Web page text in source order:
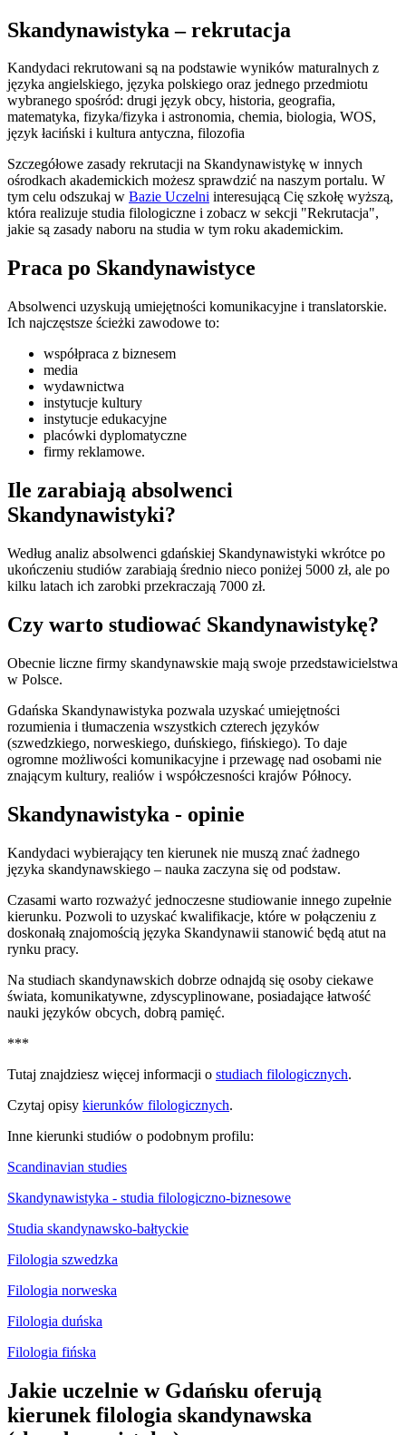
Skandynawistyka – rekrutacja
Kandydaci rekrutowani są na podstawie wyników maturalnych z
języka angielskiego, języka polskiego oraz jednego przedmiotu
wybranego spośród: drugi język obcy, historia, geografia,
matematyka, fizyka/fizyka i astronomia, chemia, biologia, WOS,
język łaciński i kultura antyczna, filozofia
Szczegółowe zasady rekrutacji na Skandynawistykę w innych
ośrodkach akademickich możesz sprawdzić na naszym portalu. W
tym celu odszukaj w Bazie Uczelni interesującą Cię szkołę wyższą,
która realizuje studia filologiczne i zobacz w sekcji "Rekrutacja",
jakie są zasady naboru na studia w tym roku akademickim.
Praca po Skandynawistyce
Absolwenci uzyskują umiejętności komunikacyjne i translatorskie.
Ich najczęstsze ścieżki zawodowe to:
współpraca z biznesem
media
wydawnictwa
instytucje kultury
instytucje edukacyjne
placówki dyplomatyczne
firmy reklamowe.
Ile zarabiają absolwenci
Skandynawistyki?
Według analiz absolwenci gdańskiej Skandynawistyki wkrótce po
ukończeniu studiów zarabiają średnio nieco poniżej 5000 zł, ale po
kilku latach ich zarobki przekraczają 7000 zł.
Czy warto studiować Skandynawistykę?
Obecnie liczne firmy skandynawskie mają swoje przedstawicielstwa
w Polsce.
Gdańska Skandynawistyka pozwala uzyskać umiejętności
rozumienia i tłumaczenia wszystkich czterech języków
(szwedzkiego, norweskiego, duńskiego, fińskiego). To daje
ogromne możliwości komunikacyjne i przewagę nad osobami nie
znającym kultury, realiów i współczesności krajów Północy.
Skandynawistyka - opinie
Kandydaci wybierający ten kierunek nie muszą znać żadnego
języka skandynawskiego – nauka zaczyna się od podstaw.
Czasami warto rozważyć jednoczesne studiowanie innego zupełnie
kierunku. Pozwoli to uzyskać kwalifikacje, które w połączeniu z
doskonałą znajomością języka Skandynawii stanowić będą atut na
rynku pracy.
Na studiach skandynawskich dobrze odnajdą się osoby ciekawe
świata, komunikatywne, zdyscyplinowane, posiadające łatwość
nauki języków obcych, dobrą pamięć.
***
Tutaj znajdziesz więcej informacji o studiach filologicznych.
Czytaj opisy kierunków filologicznych.
Inne kierunki studiów o podobnym profilu:
Scandinavian studies
Skandynawistyka - studia filologiczno-biznesowe
Studia skandynawsko-bałtyckie
Filologia szwedzka
Filologia norweska
Filologia duńska
Filologia fińska
Jakie uczelnie w Gdańsku oferują
kierunek filologia skandynawska